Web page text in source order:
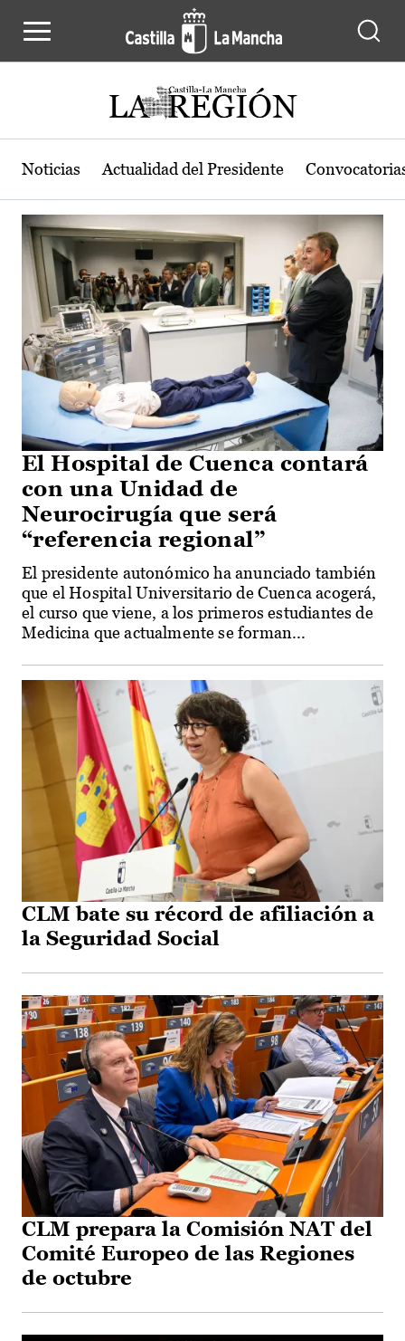
Actualidad de la región de Castilla-
Noticias Actualidad del Presidente
El Hospital de Cuenca contará
con una Unidad de
Neurocirugía que será
“referencia regional”
El presidente autonómico ha anunciado también
que el Hospital Universitario de Cuenca acogerá,
el curso que viene, a los primeros estudiantes de
Medicina que actualmente se forman...
CLM bate su récord de afiliación a
la Seguridad Social
CLM prepara la Comisión NAT del
Comité Europeo de las Regiones
de octubre